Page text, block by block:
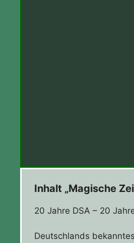
Inhalt „Magische
20 Jahre DSA – 20
Deutschlands